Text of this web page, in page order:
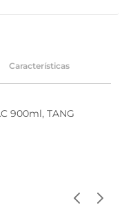
Características
900ml, TANG